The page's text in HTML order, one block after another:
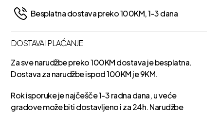
Besplatna dostava preko 100KM, 1-3 dana
DOSTAVA I PLAĆANJE
Za sve narudžbe preko 100KM dostava je besplatna.
Dostava za narudžbe ispod 100KM je 9KM.
Rok isporuke je najčešče 1-3 radna dana, u veće
gradove može biti dostavljeno i za 24h. Narudžbe